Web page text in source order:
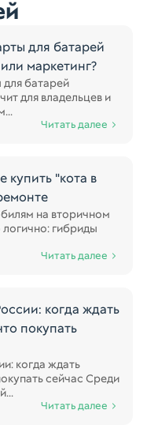
для батарей
маркетинг?
батарей
для владельцев и
Читать далее
купить "кота в
на вторичном
логично: гибриды
Читать далее
когда ждать
покупать
когда ждать
сейчас Среди
Читать далее